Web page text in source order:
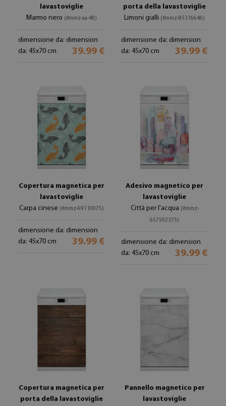
lavastoviglie
Marmo nero (#mmz-aa-48)
dimensione da: dimension
da: 45x70 cm
39.99 €
porta della lavastoviglie
Limoni gialli (#mmz-85316646)
dimensione da: dimension
da: 45x70 cm
39.99 €
Copertura magnetica per
lavastoviglie
Carpa cinese (#mmz-69110075)
dimensione da: dimension
da: 45x70 cm
39.99 €
Adesivo magnetico per
lavastoviglie
Città per l'acqua (#mmz-
657592375)
dimensione da: dimension
da: 45x70 cm
39.99 €
Copertura magnetica per
porta della lavastoviglie
Pannello magnetico per
lavastoviglie